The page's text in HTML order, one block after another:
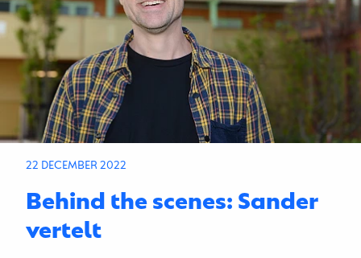
22 DECEMBER 2022
Behind the scenes: Sander
vertelt